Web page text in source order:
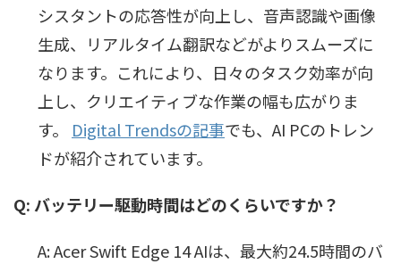
シスタントの応答性が向上し、音声認識や画像
生成、リアルタイム翻訳などがよりスムーズに
なります。これにより、日々のタスク効率が向
上し、クリエイティブな作業の幅も広がりま
す。 Digital Trendsの記事でも、AI PCのトレン
ドが紹介されています。
Q: バッテリー駆動時間はどのくらいですか？
A: Acer Swift Edge 14 AIは、最大約24.5時間のバ